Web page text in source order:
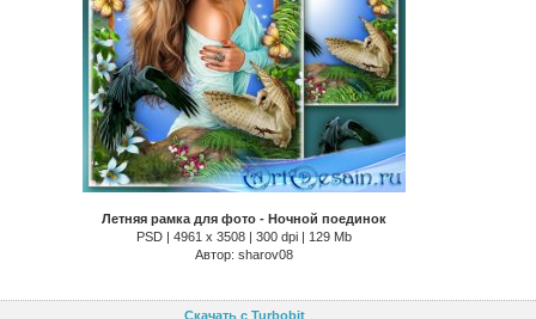
Летняя рамка для фото - Ночной поединок
PSD | 4961 х 3508 | 300 dpi | 129 Mb
Автор: sharov08
Скачать с Turbobit